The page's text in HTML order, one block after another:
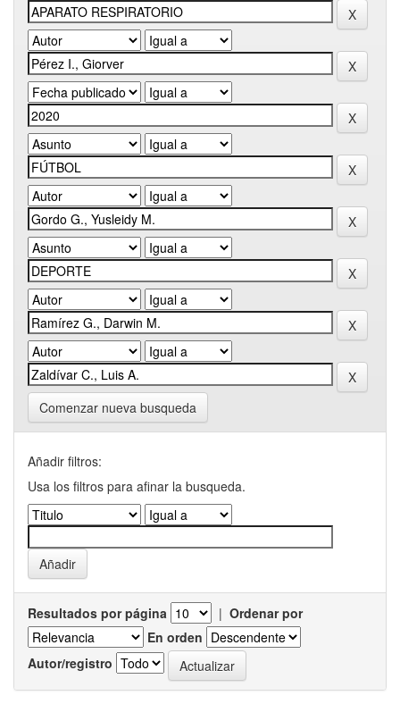
Comenzar nueva busqueda
Añadir filtros:
Usa los filtros para afinar la busqueda.
Resultados por página | Ordenar por
En orden
Autor/registro